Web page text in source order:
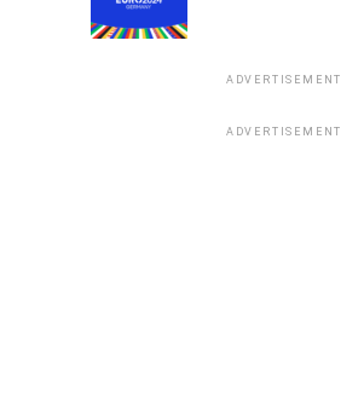
ADVERTISEMENT
ADVERTISEMENT